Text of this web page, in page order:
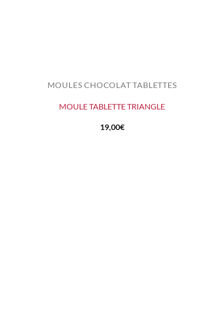
MOULES CHOCOLAT TABLETTES
MOULE TABLETTE TRIANGLE
19,00€